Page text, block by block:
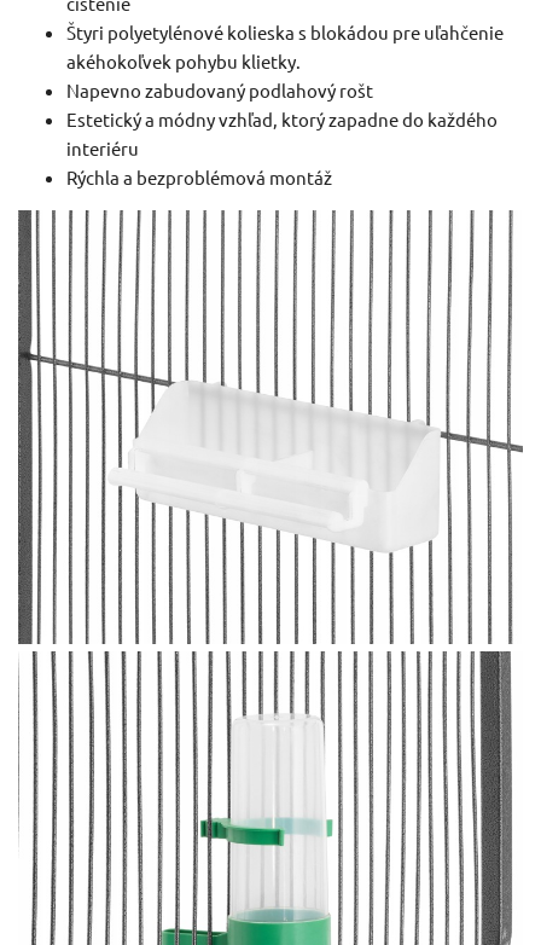
Štyri polyetylénové kolieska s blokádou pre uľahčenie
akéhokoľvek pohybu klietky.
Napevno zabudovaný podlahový rošt
Estetický a módny vzhľad, ktorý zapadne do každého
interiéru
Rýchla a bezproblémová montáž